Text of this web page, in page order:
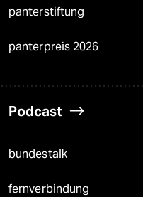
panterstiftung
panterpreis 2026
Podcast
bundestalk
fernverbindung